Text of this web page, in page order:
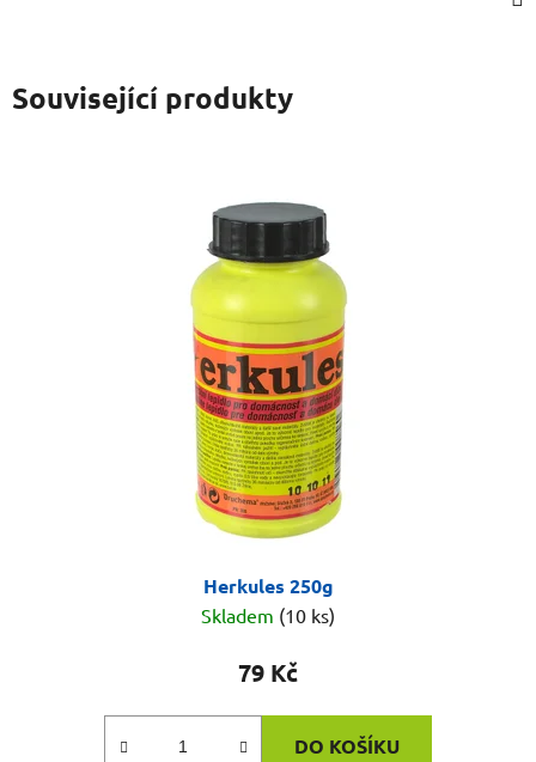
Související produkty
Herkules 250g
Skladem (10 ks)
79 Kč
DO KOŠÍKU